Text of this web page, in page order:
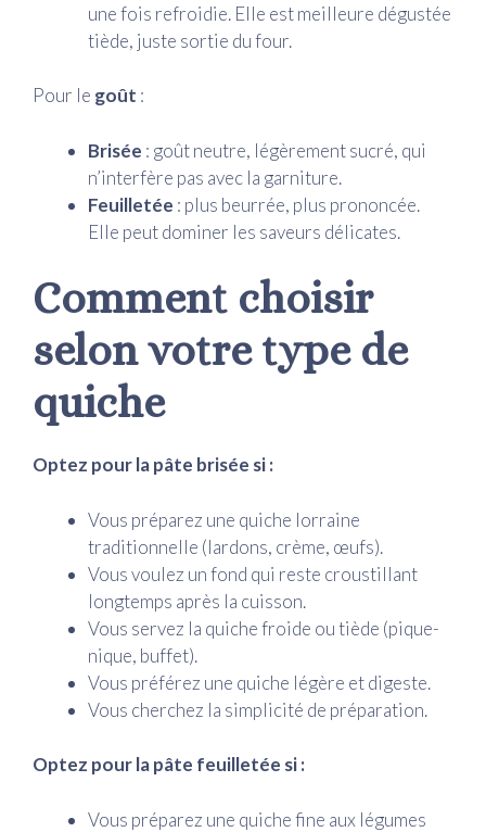
une fois refroidie. Elle est meilleure dégustée
tiède, juste sortie du four.
Pour le goût :
Brisée : goût neutre, légèrement sucré, qui
n’interfère pas avec la garniture.
Feuilletée : plus beurrée, plus prononcée.
Elle peut dominer les saveurs délicates.
Comment choisir
selon votre type de
quiche
Optez pour la pâte brisée si :
Vous préparez une quiche lorraine
traditionnelle (lardons, crème, œufs).
Vous voulez un fond qui reste croustillant
longtemps après la cuisson.
Vous servez la quiche froide ou tiède (pique-
nique, buffet).
Vous préférez une quiche légère et digeste.
Vous cherchez la simplicité de préparation.
Optez pour la pâte feuilletée si :
Vous préparez une quiche fine aux légumes